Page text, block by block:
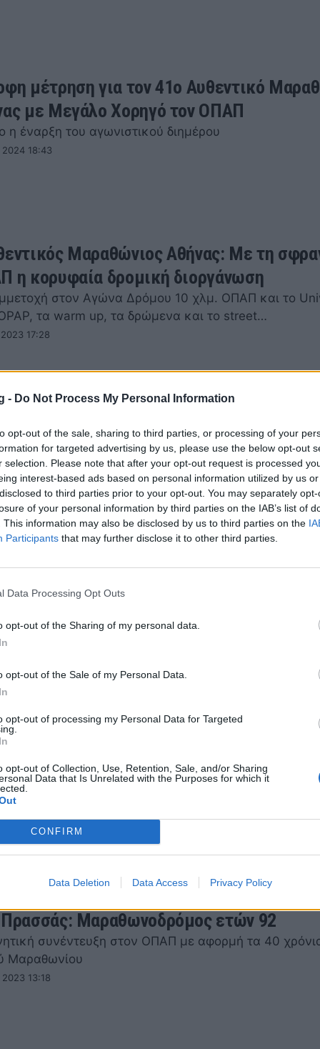
- Do Not Process My Personal Information
opt-out of the sale, sharing to third parties, or processing of your
for targeted advertising by us, please use the below opt-out
selection. Please note that after your opt-out request is processed
interest-based ads based on personal information utilized by us
to third parties prior to your opt-out. You may separately
of your personal information by third parties on the IAB’s list of
This information may also be disclosed by us to third parties on the
Participants that may further disclose it to other third parties.
Data Processing Opt Outs
opt-out of the Sharing of my personal data.
opt-out of the Sale of my Personal Data.
opt-out of processing my Personal Data for Targeted
opt-out of Collection, Use, Retention, Sale, and/or Sharing
Data that Is Unrelated with the Purposes for which it
CONFIRM
Data Deletion Data Access Privacy Policy
μέτρηση για τον 41ο Αυθεντικό
με Μεγάλο Χορηγό τον ΟΠΑΠ
η έναρξη του αγωνιστικού διημέρου
18:43
Μαραθώνιος Αθήνας: Με τη
η κορυφαία δρομική διοργάνωση
στον Αγώνα Δρόμου 10 χλμ. ΟΠΑΠ και το
τα warm up, τα δρώμενα και το street…
17:28
Μαραθωνίου
Σάββατο στις 6 το απόγευμα στο Χωριό των
2023 15:57
Time: Τα μυστικά του Μαραθωνίου με
σεφ που θα τρέξει τα 42.195 μέτρα μιλά για το
με Μεγάλο Χορηγό τον ΟΠΑΠ
Τάκης Φύσσας και Αναστασία
μας καλούν στον Αυθεντικό
το μεγάλο πάρτι του ΟΠΑΠ για τα 40 χρόνια του
2023 18:01
Πρασσάς: Μαραθωνοδρόμος ετών 92
συνέντευξη στον ΟΠΑΠ με αφορμή τα 40
Μαραθωνίου
13:18